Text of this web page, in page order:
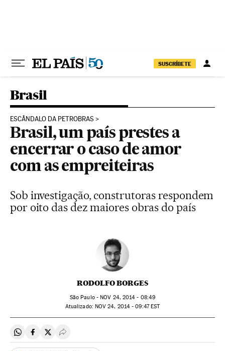
SUSCRÍBETE
Brasil
ESCÂNDALO DA PETROBRAS
Brasil, um país prestes a
encerrar o caso de amor
com as empreiteiras
Sob investigação, construtoras respondem
por oito das dez maiores obras do país
RODOLFO BORGES
São Paulo -NOV 24, 2014 - 08:49
atualizado: NOV 24, 2014 - 09:47EST
Compartir en Whatsapp
Compartir en Facebook
Compartir en Twitter
Desplegar Redes Sociales